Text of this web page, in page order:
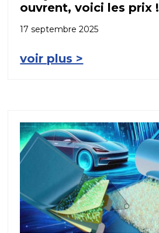
ouvrent, voici les prix !
17 septembre 2025
voir plus >